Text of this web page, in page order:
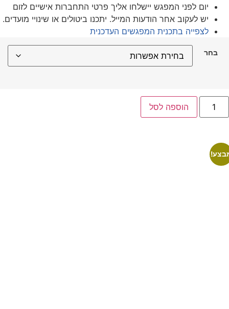
יום לפני המפגש יישלחו אליך פרטי התחברות אישיים לזום
יש לעקוב אחר הודעות המייל. יתכנו ביטולים או שינויי מועדים.
לצפייה בתכנית המפגשים העדכנית
בחר
הוספה לסל